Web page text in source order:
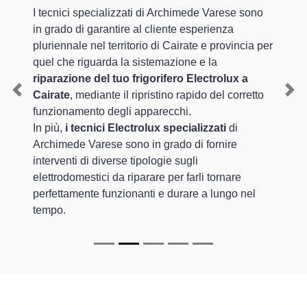
I tecnici specializzati di Archimede Varese sono
in grado di garantire al cliente esperienza
pluriennale nel territorio di Cairate e provincia per
quel che riguarda la sistemazione e la
riparazione del tuo frigorifero Electrolux a
Cairate, mediante il ripristino rapido del corretto
funzionamento degli apparecchi.
In più, i tecnici Electrolux specializzati di
Archimede Varese sono in grado di fornire
interventi di diverse tipologie sugli
elettrodomestici da riparare per farli tornare
perfettamente funzionanti e durare a lungo nel
tempo.
Previous